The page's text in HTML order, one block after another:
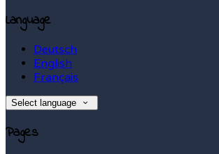
Language
Deutsch
English
Français
Select language
Pages